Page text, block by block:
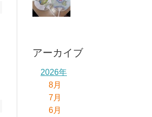
アーカイブ
2026年
8月
7月
6月